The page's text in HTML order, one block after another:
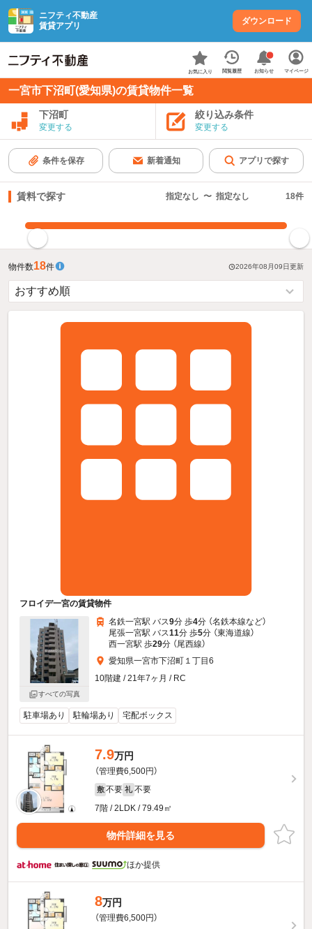
ニフティ不動産
賃貸アプリ
ダウンロード
お気に入り 閲覧履歴 お知らせ マイページ
一宮市下沼町(愛知県)の賃貸物件一覧
下沼町
変更する
絞り込み条件
変更する
条件を保存 新着通知 アプリで探す
賃料で探す 指定なし 〜 指定なし 18件
物件数18件 2026年08月09日更新
フロイデ一宮の賃貸物件
すべての写真
名鉄一宮駅 バス9分 歩4分 （名鉄本線など）
尾張一宮駅 バス11分 歩5分 （東海道線）
西一宮駅 歩29分 （尾西線）
愛知県一宮市下沼町１丁目6
10階建 / 21年7ヶ月 / RC
駐車場あり 駐輪場あり 宅配ボックス
7.9万円
（管理費6,500円）
敷 不要 礼 不要
7階 / 2LDK / 79.49㎡
物件詳細を見る
ほか提供
8万円
（管理費6,500円）